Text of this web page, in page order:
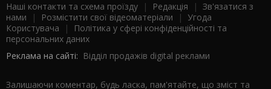
Наші контакти та схема проїзду | Редакція | Зв'язатися з
нами | Розмістити свої відеоматеріали | Угода
Користувача |
Політика у сфері конфіденційності та
персональних даних
Реклама на сайті: Відділ продажів digital реклами
Залишаючи коментар, будь ласка, пам'ятайте, що зміст та